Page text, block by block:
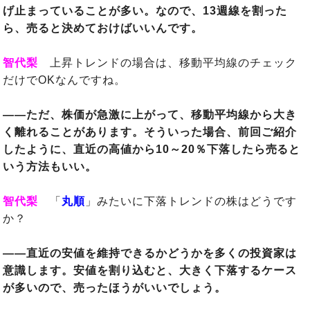
げ止まっていることが多い。なので、13週線を割った
ら、売ると決めておけばいいんです。
智代梨 上昇トレンドの場合は、移動平均線のチェック
だけでOKなんですね。
――ただ、株価が急激に上がって、移動平均線から大き
く離れることがあります。そういった場合、前回ご紹介
したように、直近の高値から10～20％下落したら売ると
いう方法もいい。
智代梨 「 丸順 」みたいに下落トレンドの株はどうです
か？
――直近の安値を維持できるかどうかを多くの投資家は
意識します。安値を割り込むと、大きく下落するケース
が多いので、売ったほうがいいでしょう。